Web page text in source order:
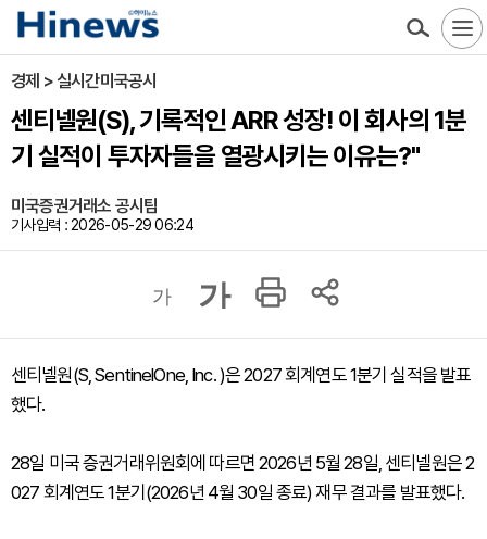
경제 > 실시간미국공시
센티넬원(S), 기록적인 ARR 성장! 이 회사의 1분
기 실적이 투자자들을 열광시키는 이유는?"
미국증권거래소 공시팀
기사입력 : 2026-05-29 06:24
가 가
센티넬원(S, SentinelOne, Inc. )은 2027 회계연도 1분기 실적을 발표
했다.
28일 미국 증권거래위원회에 따르면 2026년 5월 28일, 센티넬원은 2
027 회계연도 1분기(2026년 4월 30일 종료) 재무 결과를 발표했다.